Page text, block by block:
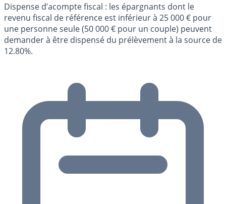
Dispense d’acompte fiscal : les épargnants dont le
revenu fiscal de référence est inférieur à 25 000 € pour
une personne seule (50 000 € pour un couple) peuvent
demander à être dispensé du prélèvement à la source de
12.80%.